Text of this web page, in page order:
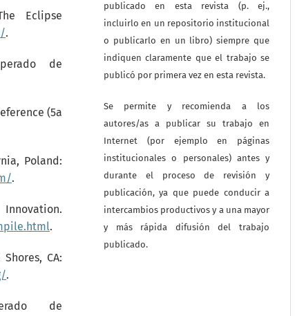
Eclipse
.
de
(5a
Poland:
.
.
CA:
.
de
publicado en esta revista (p. ej.,
incluirlo en un repositorio institucional
o publicarlo en un libro) siempre que
indiquen claramente que el trabajo se
publicó por primera vez en esta revista.
Se permite y recomienda a los
autores/as a publicar su trabajo en
Internet (por ejemplo en páginas
institucionales o personales) antes y
durante el proceso de revisión y
publicación, ya que puede conducir a
intercambios productivos y a una mayor
y más rápida difusión del trabajo
publicado.